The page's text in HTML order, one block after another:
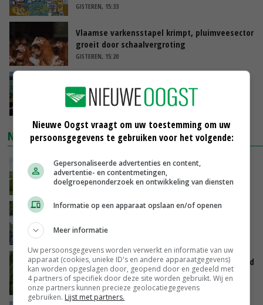
GISTEREN, 15:33
Vlaamse varkensstapel krimpt, pluimveesector
groeit door schaalvergroting
GISTEREN, 15:20
je gelukkig van wordt’
GISTEREN, 13:31
NIEUWSTE VIDEO'S
POAH!: John Deere 7730
GISTEREN, 10:00
Oekraïne-vlogger Kees Huizinga: ‘Bezoek van
07-08-2026
Limburgse mais van Frijns doet het verrassend
goed
07-08-2026
Nieuwe Oogst vraagt om uw toestemming om uw
persoonsgegevens te gebruiken voor het volgende:
Gepersonaliseerde advertenties en content,
advertentie- en contentmetingen,
doelgroepenonderzoek en ontwikkeling van diensten
Informatie op een apparaat opslaan en/of openen
Meer informatie
Uw persoonsgegevens worden verwerkt en informatie van uw
apparaat (cookies, unieke ID's en andere apparaatgegevens)
kan worden opgeslagen door, geopend door en gedeeld met
4 partners of specifiek door deze site worden gebruikt. Wij en
onze partners kunnen precieze geolocatiegegevens
gebruiken. Lijst met partners.